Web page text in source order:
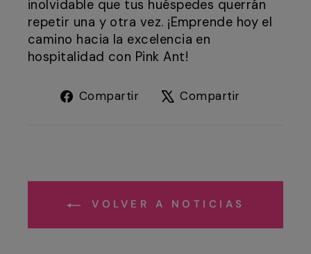
inolvidable que tus huéspedes querrán
repetir una y otra vez. ¡Emprende hoy el
camino hacia la excelencia en
hospitalidad con Pink Ant!
Compartir
Compartir
Compartir
VOLVER A NOTICIAS